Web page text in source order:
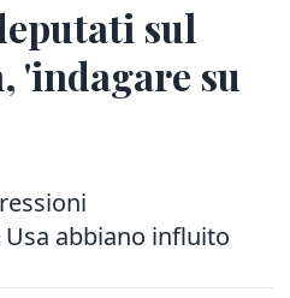
sul
'indagare su
abbiano influito